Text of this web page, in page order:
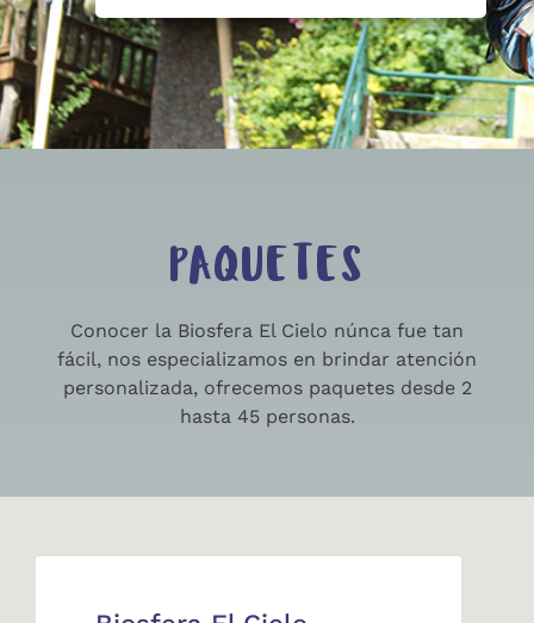
PAQUETES
Conocer la Biosfera El Cielo núnca fue tan
fácil, nos especializamos en brindar atención
personalizada, ofrecemos paquetes desde 2
hasta 45 personas.